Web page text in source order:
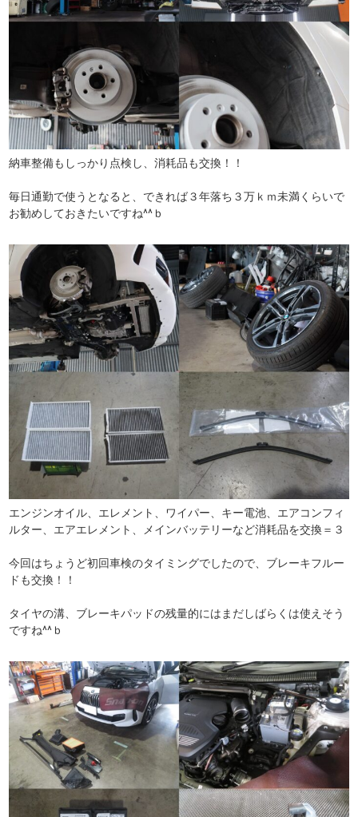
納車整備もしっかり点検し、消耗品も交換！！
毎日通勤で使うとなると、できれば３年落ち３万ｋｍ未満くらいで
お勧めしておきたいですね^^ｂ
エンジンオイル、エレメント、ワイパー、キー電池、エアコンフィ
ルター、エアエレメント、メインバッテリーなど消耗品を交換＝３
今回はちょうど初回車検のタイミングでしたので、ブレーキフルー
ドも交換！！
タイヤの溝、ブレーキパッドの残量的にはまだしばらくは使えそう
ですね^^ｂ